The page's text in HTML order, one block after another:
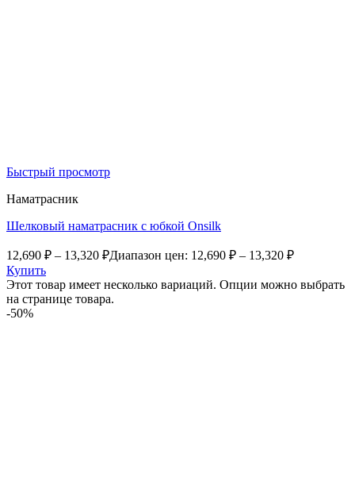
Быстрый просмотр
Наматрасник
Шелковый наматрасник с юбкой Onsilk
12,690 ₽ – 13,320 ₽Диапазон цен: 12,690 ₽ – 13,320 ₽
Купить
Этот товар имеет несколько вариаций. Опции можно выбрать
на странице товара.
-50%